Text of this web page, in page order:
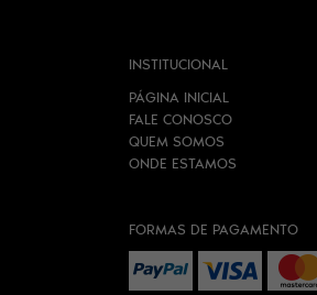
INSTITUCIONAL
PÁGINA INICIAL
FALE CONOSCO
QUEM SOMOS
ONDE ESTAMOS
FORMAS DE PAGAMENTO